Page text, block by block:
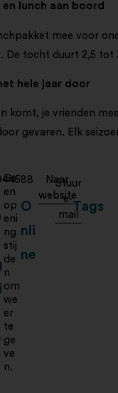
lunch aan boord
mee voor
De tocht duurt 2,5 tot
hele jaar door
komt, je vrienden
gevaren. Elk
Ge
en
op
eni
ng
stij
de
n
om
we
er
te
ge
ve
n.
O
nli
ne
Naar
website
Stuur
e-
mail
Tags